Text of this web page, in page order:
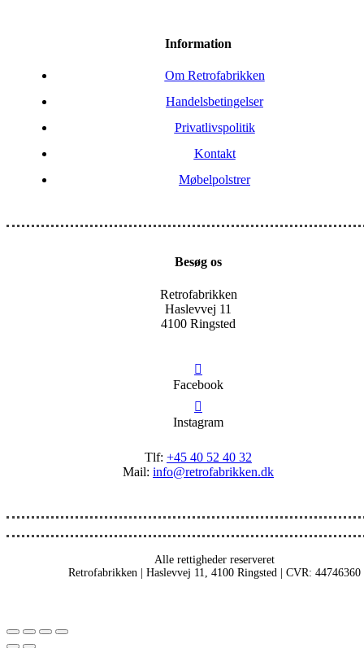
Information
Om Retrofabrikken
Handelsbetingelser
Privatlivspolitik
Kontakt
Møbelpolstrer
Besøg os
Retrofabrikken
Haslevvej 11
4100 Ringsted
Facebook
Instagram
Tlf: +45 40 52 40 32
Mail: info@retrofabrikken.dk
Alle rettigheder reserveret
Retrofabrikken | Haslevvej 11, 4100 Ringsted | CVR: 44746360